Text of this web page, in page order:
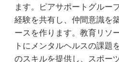
ます。ピアサポートグルー
経験を共有し、仲間意識を
ースを作ります。教育リソ
トにメンタルヘルスの課題
のスキルを提供し、スポー